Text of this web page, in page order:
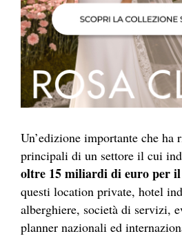
Un’edizione importante che
principali di un settore il cui
oltre 15 miliardi di euro per
questi location private, hotel
alberghiere, società di servizi,
planner nazionali ed